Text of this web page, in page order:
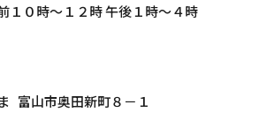
１０時～１２時 午後１時～４時
富山市奥田新町８－１